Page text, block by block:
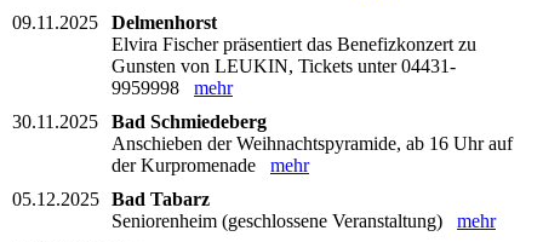
09.11.2025
Delmenhorst
Elvira Fischer präsentiert das Benefizkonzert zu
Gunsten von LEUKIN, Tickets unter 04431-
9959998 mehr
30.11.2025
Bad Schmiedeberg
Anschieben der Weihnachtspyramide, ab 16 Uhr auf
der Kurpromenade mehr
05.12.2025 Bad Tabarz
Seniorenheim (geschlossene Veranstaltung) mehr